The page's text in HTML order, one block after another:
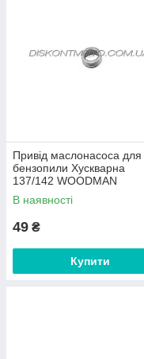
Привід маслонасоса для
бензопили Хускварна
137/142 WOODMAN
В наявності
49 ₴
Купити